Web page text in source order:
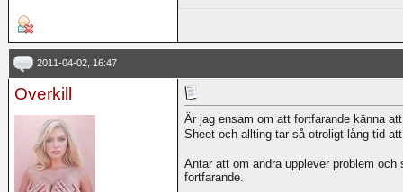
2011-04-02, 16:47
Overkill
Är jag ensam om att fortfarande känna
Sheet och allting tar så otroligt lång tid
Antar att om andra upplever problem
fortfarande.